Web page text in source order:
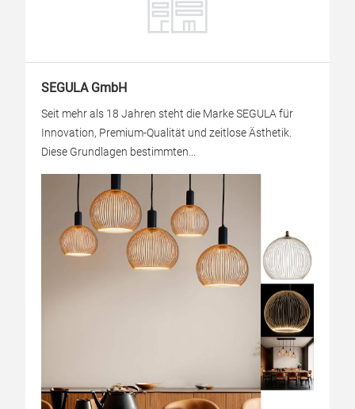
SEGULA GmbH
Seit mehr als 18 Jahren steht die Marke SEGULA für
Innovation, Premium-Qualität und zeitlose Ästhetik.
Diese Grundlagen bestimmten...